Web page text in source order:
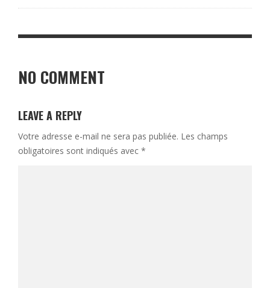
NO COMMENT
LEAVE A REPLY
Votre adresse e-mail ne sera pas publiée. Les champs
obligatoires sont indiqués avec *